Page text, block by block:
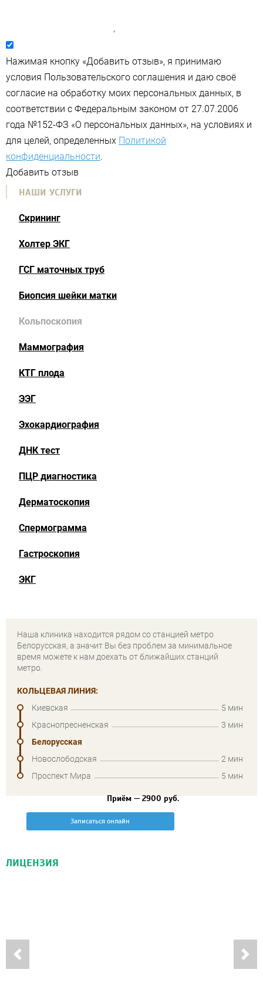
Приём — 2900 руб.
Записаться онлайн
Нажимая кнопку «Добавить отзыв», я принимаю
условия Пользовательского соглашения и даю своё
согласие на обработку моих персональных данных, в
соответствии с Федеральным законом от 27.07.2006
года №152-ФЗ «О персональных данных», на условиях и
для целей, определенных Политикой
конфиденциальности.
Добавить отзыв
НАШИ УСЛУГИ
Скрининг
Холтер ЭКГ
ГСГ маточных труб
Биопсия шейки матки
Кольпоскопия
Маммография
КТГ плода
ЭЭГ
Эхокардиография
ДНК тест
ПЦР диагностика
Дерматоскопия
Спермограмма
Гастроскопия
ЭКГ
Наша клиника находится рядом со станцией метро
Белорусская, а значит Вы без проблем за минимальное
время можете к нам доехать от ближайших станций
метро.
КОЛЬЦЕВАЯ ЛИНИЯ:
Киевская
5 мин
Краснопресненская
3 мин
Белорусская
Новослободская
2 мин
Проспект Мира
5 мин
ЛИЦЕНЗИЯ